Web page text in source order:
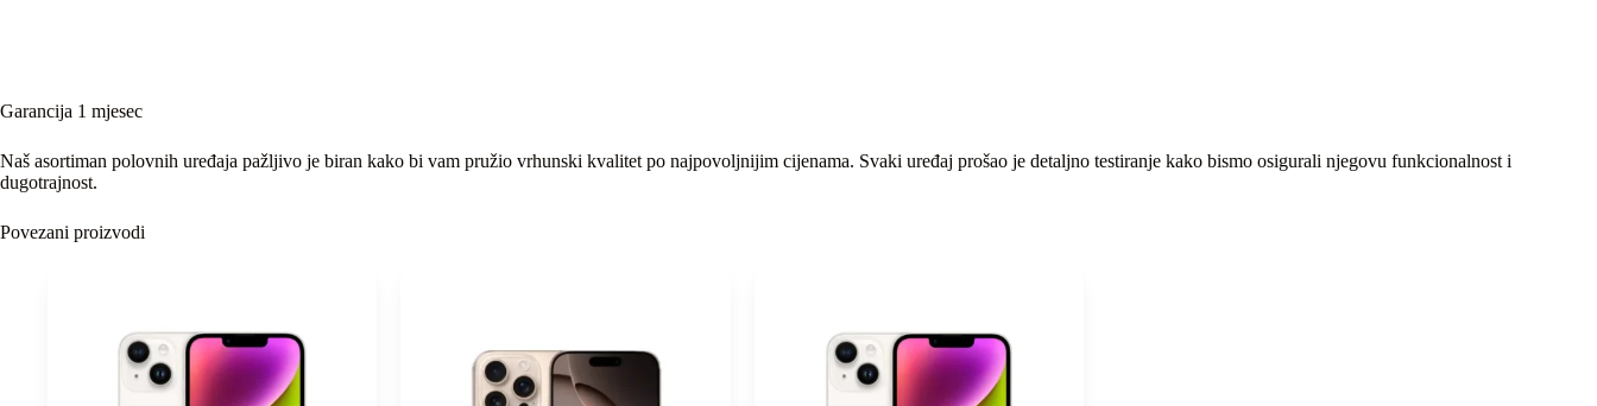
Garancija 1 mjesec
Naš asortiman polovnih uređaja pažljivo je biran kako bi vam pružio vrhunski kvalitet po najpovoljnijim cijenama. Svaki uređaj prošao je detaljno testiranje kako bismo osigurali njegovu funkcionalnost i
dugotrajnost.
Povezani proizvodi